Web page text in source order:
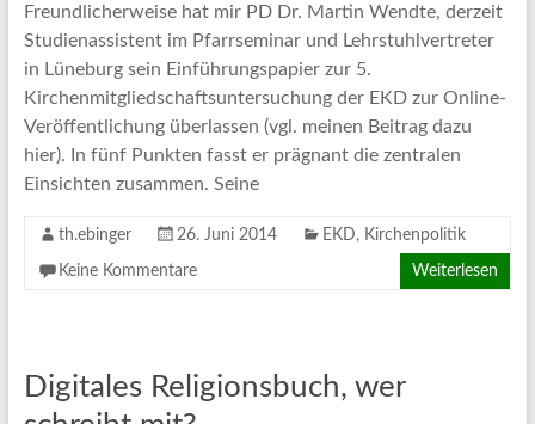
Freundlicherweise hat mir PD Dr. Martin Wendte, derzeit
Studienassistent im Pfarrseminar und Lehrstuhlvertreter
in Lüneburg sein Einführungspapier zur 5.
Kirchenmitgliedschaftsuntersuchung der EKD zur Online-
Veröffentlichung überlassen (vgl. meinen Beitrag dazu
hier). In fünf Punkten fasst er prägnant die zentralen
Einsichten zusammen. Seine
th.ebinger 26. Juni 2014 EKD, Kirchenpolitik
Keine Kommentare Weiterlesen
Digitales Religionsbuch, wer